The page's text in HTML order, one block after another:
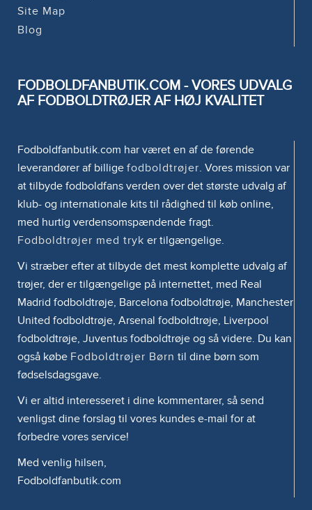
Site Map
Blog
FODBOLDFANBUTIK.COM - VORES UDVALG
AF FODBOLDTRØJER AF HØJ KVALITET
Fodboldfanbutik.com har været en af de førende
leverandører af billige fodboldtrøjer. Vores mission var
at tilbyde fodboldfans verden over det største udvalg af
klub- og internationale kits til rådighed til køb online,
med hurtig verdensomspændende fragt.
Fodboldtrøjer med tryk er tilgængelige.
Vi stræber efter at tilbyde det mest komplette udvalg af
trøjer, der er tilgængelige på internettet, med Real
Madrid fodboldtrøje, Barcelona fodboldtrøje, Manchester
United fodboldtrøje, Arsenal fodboldtrøje, Liverpool
fodboldtrøje, Juventus fodboldtrøje og så videre. Du kan
også købe Fodboldtrøjer Børn til dine børn som
fødselsdagsgave.
Vi er altid interesseret i dine kommentarer, så send
venligst dine forslag til vores kundes e-mail for at
forbedre vores service!
Med venlig hilsen,
Fodboldfanbutik.com